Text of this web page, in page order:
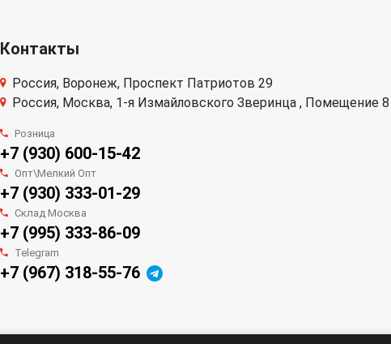
Контакты
Россия, Воронеж, Проспект Патриотов 29
Россия, Москва, 1-я Измайловского Зверинца , Помещение 8
Розница
+7 (930) 600-15-42
Опт\Мелкий Опт
+7 (930) 333-01-29
Склад Москва
+7 (995) 333-86-09
Telegram
+7 (967) 318-55-76